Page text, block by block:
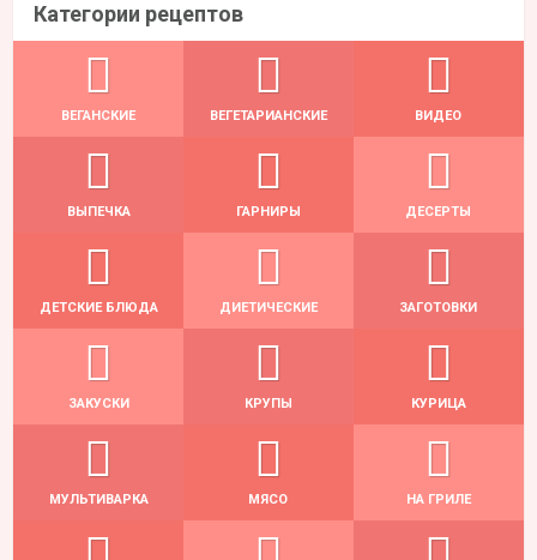
Категории рецептов
ВЕГАНСКИЕ ВЕГЕТАРИАНСКИЕ ВИДЕО
ВЫПЕЧКА ГАРНИРЫ ДЕСЕРТЫ
ДЕТСКИЕ БЛЮДА ДИЕТИЧЕСКИЕ ЗАГОТОВКИ
ЗАКУСКИ КРУПЫ КУРИЦА
МУЛЬТИВАРКА МЯСО НА ГРИЛЕ